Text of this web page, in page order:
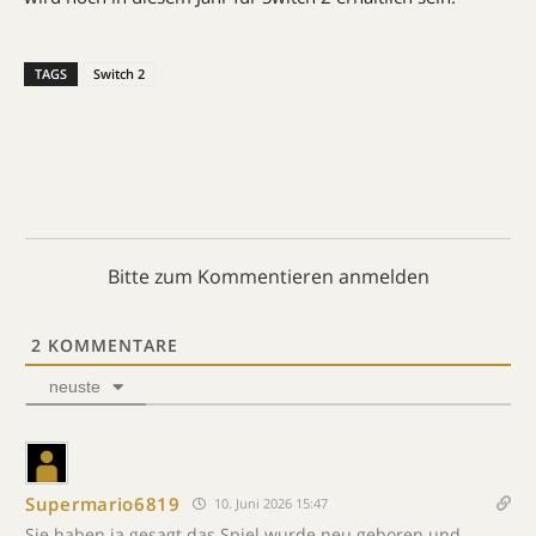
TAGS Switch 2
Bitte zum Kommentieren anmelden
2 KOMMENTARE
neuste
Supermario6819 10. Juni 2026 15:47